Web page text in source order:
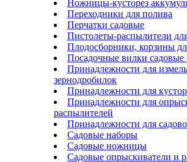
Ножницы-кусторез
Переходники для полива
Перчатки садовые
Пистолеты-распылители
Плодосборники, корзины
Посадочные вилки садовые
Принадлежности для
зернодробилок
Принадлежности для
Принадлежности для
распылителей
Принадлежности для
Садовые наборы
Садовые ножницы
Садовые опрыскиватели и